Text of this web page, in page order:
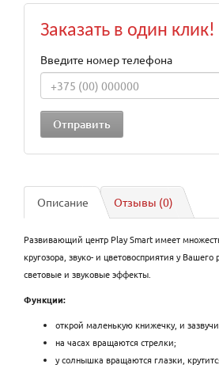
Заказать в один клик!
Введите номер телефона
Описание Отзывы (0)
Развивающий центр Play Smart имеет
кругозора, звуко- и цветовосприятия у
световые и звуковые эффекты.
Функции:
открой маленькую книжечку, и
на часах вращаются стрелки;
у солнышка вращаются глазки,